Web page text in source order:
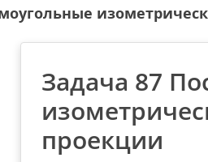
Задача 87
проекции